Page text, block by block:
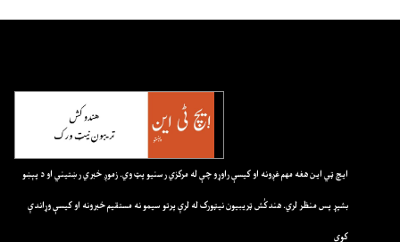
ايچ ټي اين هغه مهم غږونه او کيسې راوړو چې له مرکزي رسنيو پټ وي. زموږ خبري رښتيني او د پېښو
بشپړ پس منظر لري. هندکُش ټريبيون نيټورک له لرې پرتو سيمو نه مستقيم خبرونه او کيسې وړاندې
کوي